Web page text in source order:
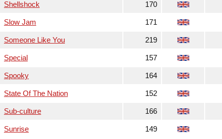
Shellshock 170
Slow Jam 171
Someone Like You 219
Special 157
Spooky 164
State Of The Nation 152
Sub-culture 166
Sunrise 149